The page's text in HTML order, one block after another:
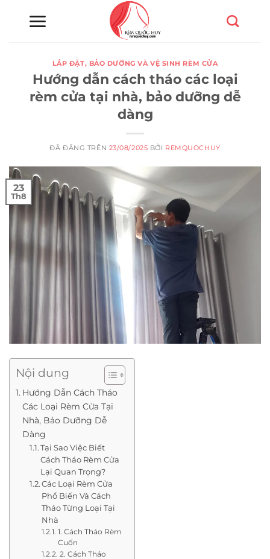
LẮP ĐẶT, BẢO DƯỠNG VÀ VỆ SINH RÈM CỬA
Hướng dẫn cách tháo các loại
rèm cửa tại nhà, bảo dưỡng dễ
dàng
ĐÃ ĐĂNG TRÊN 23/08/2025 BỞI REMQUOCHUY
23
Th8
Nội dung
Hướng Dẫn Cách Tháo
Các Loại Rèm Cửa Tại
Nhà, Bảo Dưỡng Dễ
Dàng
Tại Sao Việc Biết
Cách Tháo Rèm Cửa
Lại Quan Trọng?
Các Loại Rèm Cửa
Phổ Biến Và Cách
Tháo Từng Loại Tại
Nhà
1. Cách Tháo Rèm
Cuốn
2. Cách Tháo